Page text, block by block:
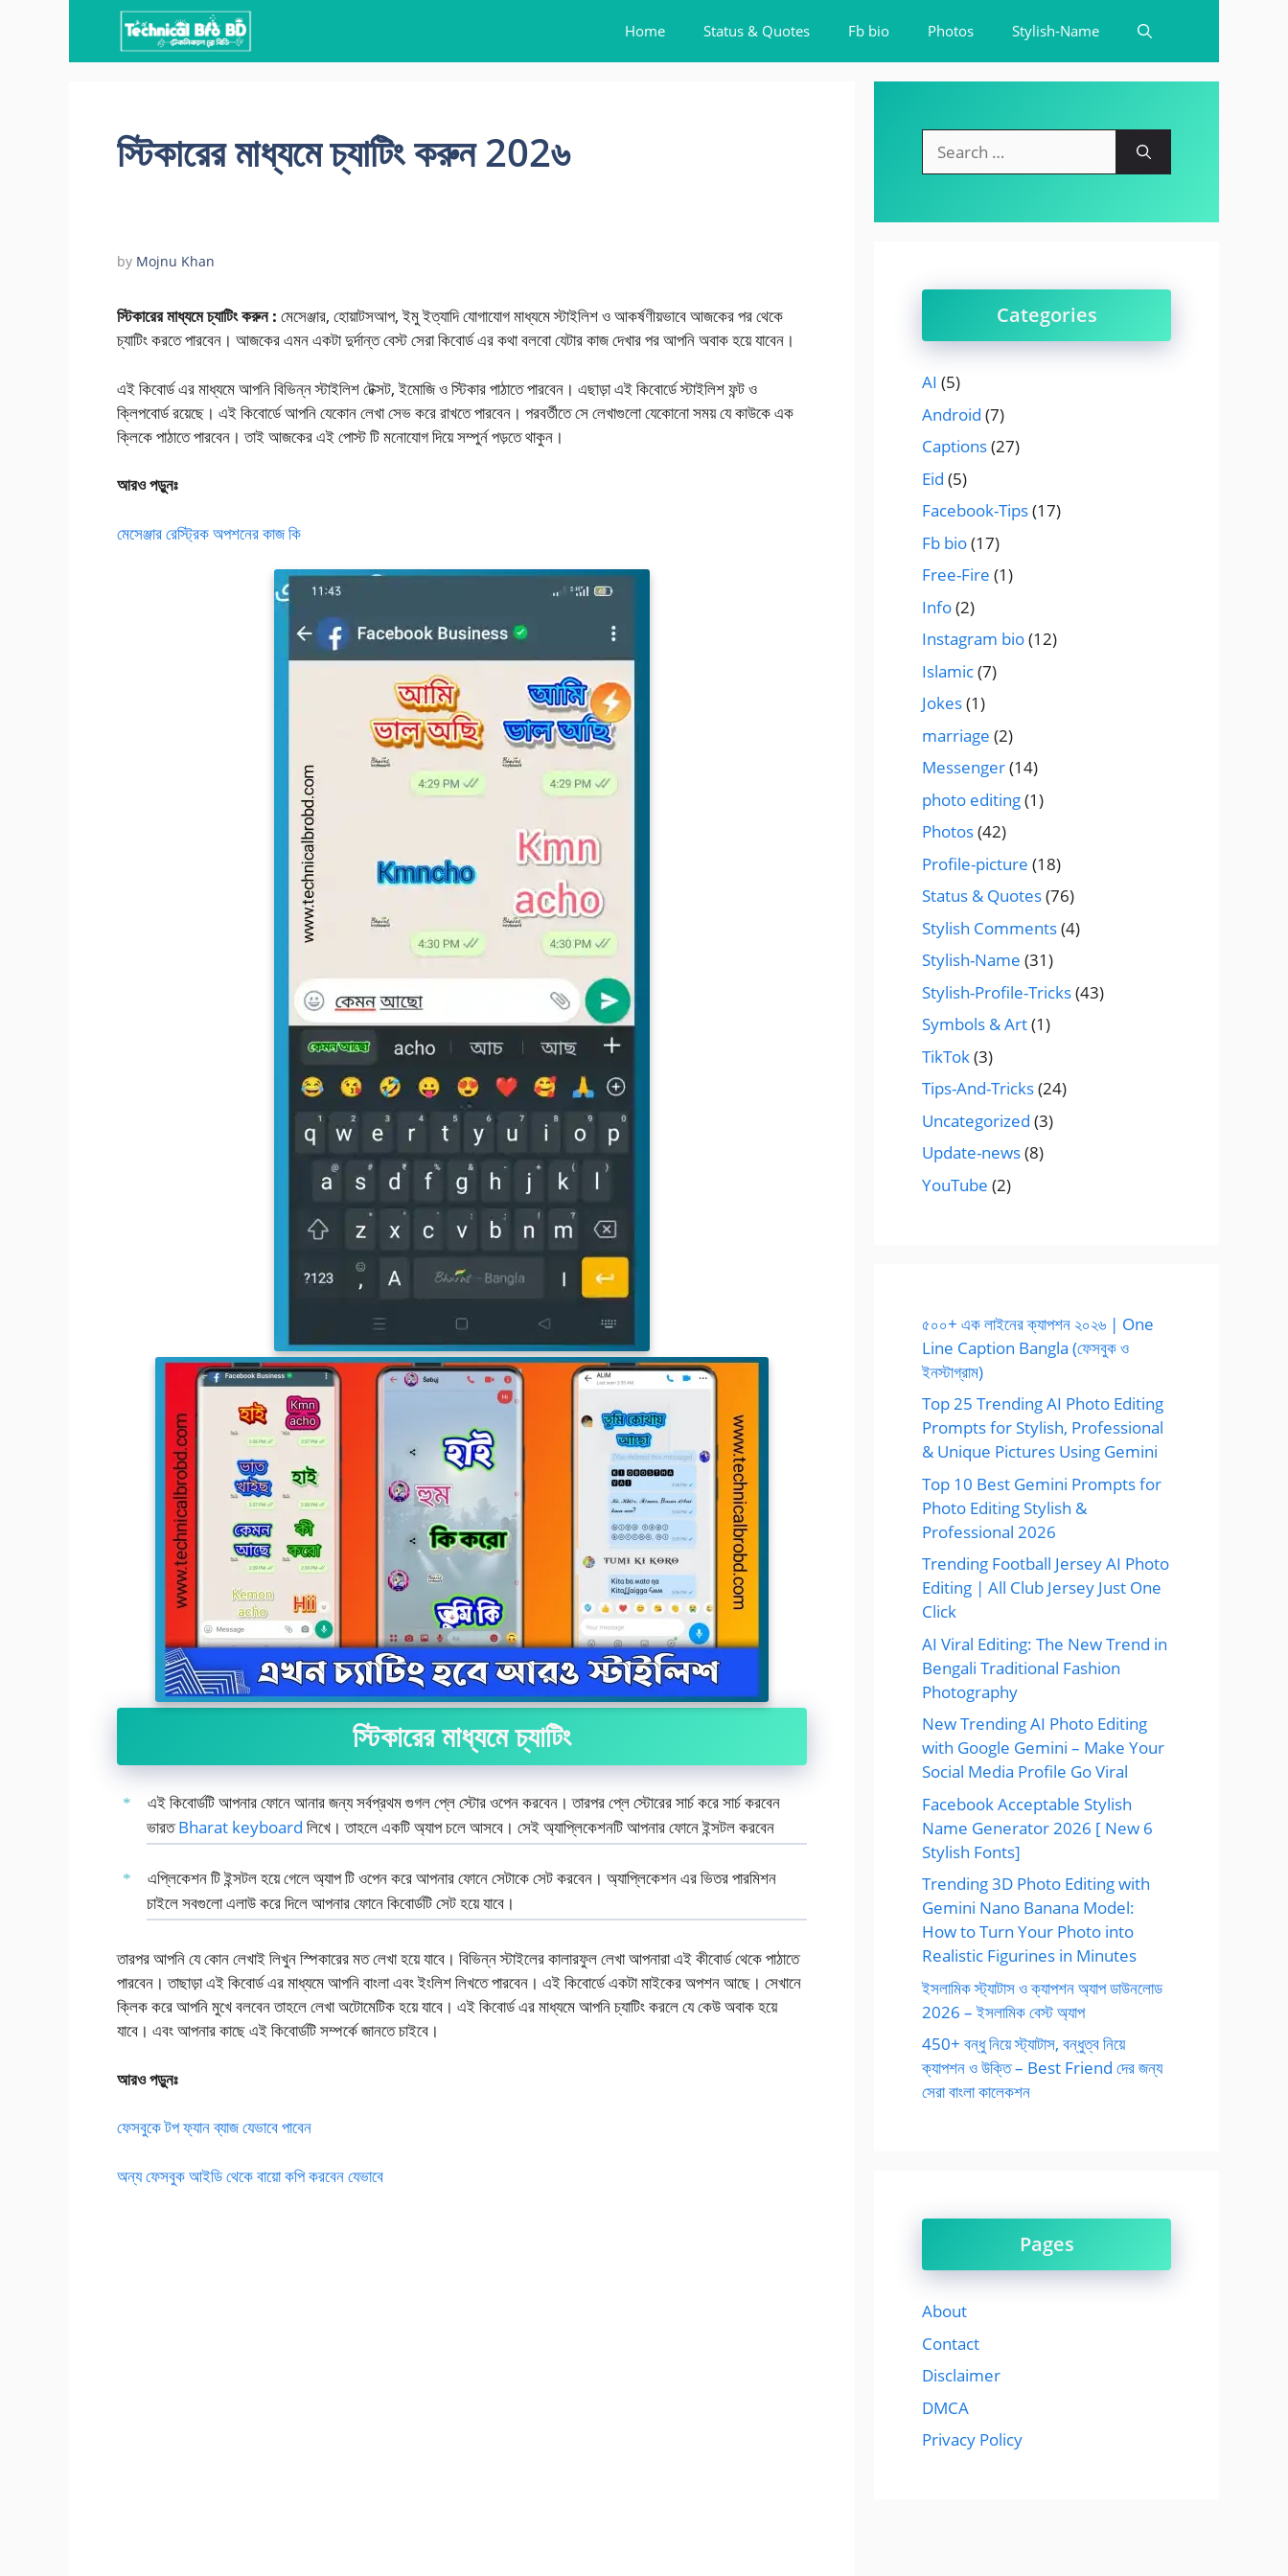
Home Status & Quotes Fb bio Photos Stylish-Name
স্টিকারের মাধ্যমে চ্যাটিং করুন 202৬
by Mojnu Khan
স্টিকারের মাধ্যমে চ্যাটিং করুন : মেসেঞ্জার, হোয়াটসআপ, ইমু ইত্যাদি যোগাযোগ মাধ্যমে স্টাইলিশ ও আকর্ষণীয়ভাবে আজকের পর থেকে
চ্যাটিং করতে পারবেন। আজকের এমন একটা দুর্দান্ত বেস্ট সেরা কিবোর্ড এর কথা বলবো যেটার কাজ দেখার পর আপনি অবাক হয়ে যাবেন।
এই কিবোর্ড এর মাধ্যমে আপনি বিভিন্ন স্টাইলিশ টেক্সট, ইমোজি ও স্টিকার পাঠাতে পারবেন। এছাড়া এই কিবোর্ডে স্টাইলিশ ফন্ট ও
ক্লিপবোর্ড রয়েছে। এই কিবোর্ডে আপনি যেকোন লেখা সেভ করে রাখতে পারবেন। পরবর্তীতে সে লেখাগুলো যেকোনো সময় যে কাউকে এক
ক্লিকে পাঠাতে পারবেন। তাই আজকের এই পোস্ট টি মনোযোগ দিয়ে সম্পুর্ন পড়তে থাকুন।
আরও পড়ুনঃ
মেসেঞ্জার রেস্ট্রিক অপশনের কাজ কি
স্টিকারের মাধ্যমে চ্যাটিং
এই কিবোর্ডটি আপনার ফোনে আনার জন্য সর্বপ্রথম গুগল প্লে স্টোর ওপেন করবেন। তারপর প্লে স্টোরের সার্চ করে সার্চ করবেন
ভারতBharat keyboard লিখে। তাহলে একটি অ্যাপ চলে আসবে। সেই অ্যাপ্লিকেশনটি আপনার ফোনে ইন্সটল করবেন
এপ্লিকেশন টি ইন্সটল হয়ে গেলে অ্যাপ টি ওপেন করে আপনার ফোনে সেটাকে সেট করবেন। অ্যাপ্লিকেশন এর ভিতর পারমিশন
চাইলে সবগুলো এলাউ করে দিলে আপনার ফোনে কিবোর্ডটি সেট হয়ে যাবে।
তারপর আপনি যে কোন লেখাই লিখুন স্পিকারের মত লেখা হয়ে যাবে। বিভিন্ন স্টাইলের কালারফুল লেখা আপনারা এই কীবোর্ড থেকে পাঠাতে
পারবেন। তাছাড়া এই কিবোর্ড এর মাধ্যমে আপনি বাংলা এবং ইংলিশ লিখতে পারবেন। এই কিবোর্ডে একটা মাইকের অপশন আছে। সেখানে
ক্লিক করে আপনি মুখে বলবেন তাহলে লেখা অটোমেটিক হয়ে যাবে। এই কিবোর্ড এর মাধ্যমে আপনি চ্যাটিং করলে যে কেউ অবাক হয়ে
যাবে। এবং আপনার কাছে এই কিবোর্ডটি সম্পর্কে জানতে চাইবে।
আরও পড়ুনঃ
ফেসবুকে টপ ফ্যান ব্যাজ যেভাবে পাবেন
অন্য ফেসবুক আইডি থেকে বায়ো কপি করবেন যেভাবে
for:
Categories
AI (5)
Android (7)
Captions(27)
Eid (5)
Facebook-Tips(17)
Fb bio(17)
Free-Fire (1)
Info(2)
Instagram bio(12)
Islamic(7)
Jokes(1)
marriage (2)
Messenger(14)
photo editing(1)
Photos(42)
Profile-picture (18)
Status & Quotes(76)
Stylish Comments(4)
Stylish-Name (31)
Stylish-Profile-Tricks(43)
Symbols & Art(1)
TikTok(3)
Tips-And-Tricks(24)
Uncategorized (3)
Update-news(8)
YouTube (2)
৫০০+ এক লাইনের ক্যাপশন ২০২৬ | One
Line Caption Bangla (ফেসবুক ও
ইনস্টাগ্রাম)
Top 25 Trending AI Photo Editing
Prompts for Stylish, Professional
& Unique Pictures Using Gemini
Top 10 Best Gemini Prompts for
Photo Editing Stylish &
Professional 2026
Trending Football Jersey AI Photo
Editing | All Club Jersey Just One
Click
AI Viral Editing: The New Trend in
Bengali Traditional Fashion
Photography
New Trending AI Photo Editing
with Google Gemini – Make Your
Social Media Profile Go Viral
Facebook Acceptable Stylish
Name Generator 2026 [ New 6
Stylish Fonts]
Trending 3D Photo Editing with
Gemini Nano Banana Model:
How to Turn Your Photo into
Realistic Figurines in Minutes
ইসলামিক স্ট্যাটাস ও ক্যাপশন অ্যাপ ডাউনলোড
2026 – ইসলামিক বেস্ট অ্যাপ
450+ বন্ধু নিয়ে স্ট্যাটাস, বন্ধুত্ব নিয়ে
ক্যাপশন ও উক্তি – Best Friend দের জন্য
সেরা বাংলা কালেকশন
Pages
About
Contact
Disclaimer
DMCA
Privacy Policy